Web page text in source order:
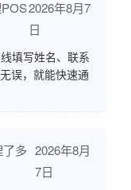
2026年8月7
日
填写姓名、联系
误，就能快速通
多 2026年8月
7日